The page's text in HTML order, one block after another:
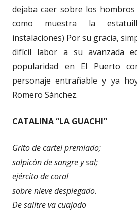
dejaba caer sobre los
como muestra la
instalaciones) Por su gracia,
difícil labor a su avanzada
popularidad en El Puerto
personaje entrañable y ya
Romero Sánchez.
CATALINA “LA GUACHI”
Grito de cartel premiado;
salpicón de sangre y sal;
ejército de coral
sobre nieve desplegado.
De salitre va cuajado